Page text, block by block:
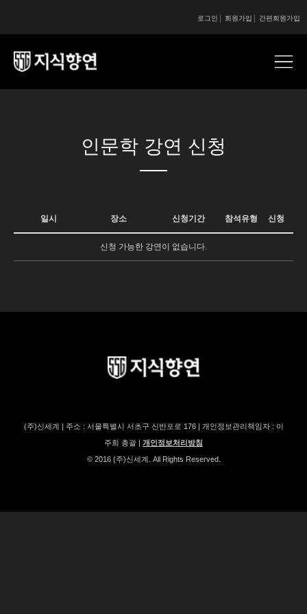
간편회원가입
회원가입
로그인
인문학 강연 신청
일시 장소 신청기간 참석유형 신청
신청 가능한 강연이 없습니다.
(주)신세계 | 주소 : 서울특별시 서초구 신반포로 176 | 개인정보관리책임자 : 이
주희 총괄 | 개인정보처리방침